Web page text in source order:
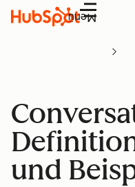
Menü
und